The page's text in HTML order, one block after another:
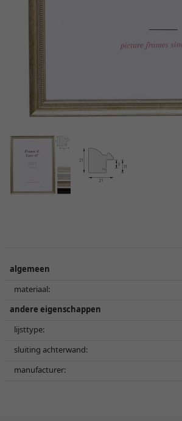
algemeen
materiaal:
andere eigenschappen
lijsttype:
sluiting achterwand:
manufacturer: